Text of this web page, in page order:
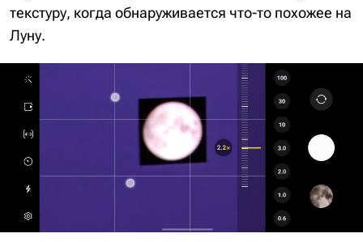
текстуру, когда обнаруживается что-то похожее на
Луну.